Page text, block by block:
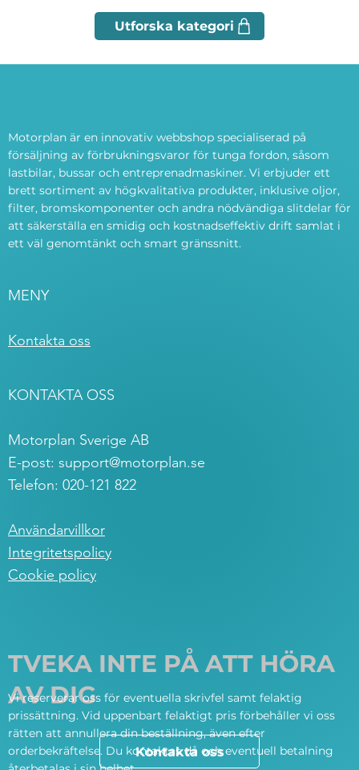
Motorplan är en innovativ webbshop specialiserad på
försäljning av förbrukningsvaror för tunga fordon, såsom
lastbilar, bussar och entreprenadmaskiner. Vi erbjuder ett
brett sortiment av högkvalitativa produkter, inklusive oljor,
filter, bromskomponenter och andra nödvändiga slitdelar för
att säkerställa en smidig och kostnadseffektiv drift samlat i
ett väl genomtänkt och smart gränssnitt.
MENY
Kontakta oss
KONTAKTA OSS
Motorplan Sverige AB
E-post: support@motorplan.se
Telefon: 020-121 822
Användarvillkor
Integritetspolicy
Cookie policy
TVEKA INTE PÅ ATT HÖRA
AV DIG
Kontakta oss
Vi reserverar oss för eventuella skrivfel samt felaktig
prissättning. Vid uppenbart felaktigt pris förbehåller vi oss
rätten att annullera din beställning, även efter
orderbekräftelse. Du kontaktas då och eventuell betalning